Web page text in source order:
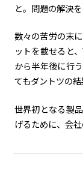
と。問題の解決
数々の苦労の末
ットを載せると
から半年後に行
てもダントツの結
世界初となる製
げるために、会